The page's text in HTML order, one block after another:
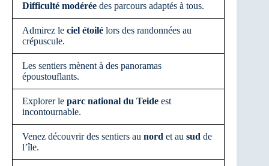
Difficulté modérée des parcours adaptés à tous.
Admirez le ciel étoilé lors des randonnées au
crépuscule.
Les sentiers mènent à des panoramas
époustouflants.
Explorer le parc national du Teide est
incontournable.
Venez découvrir des sentiers au nord et au sud de
l’île.